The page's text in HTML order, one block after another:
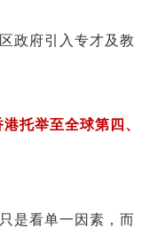
政府引入专才及教
是看单一因素，而